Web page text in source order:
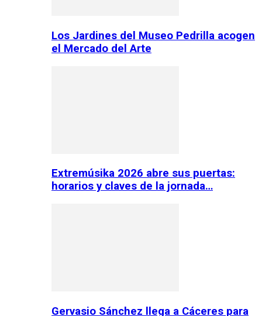
Los Jardines del Museo Pedrilla acogen
el Mercado del Arte
Extremúsika 2026 abre sus puertas:
horarios y claves de la jornada…
Gervasio Sánchez llega a Cáceres para